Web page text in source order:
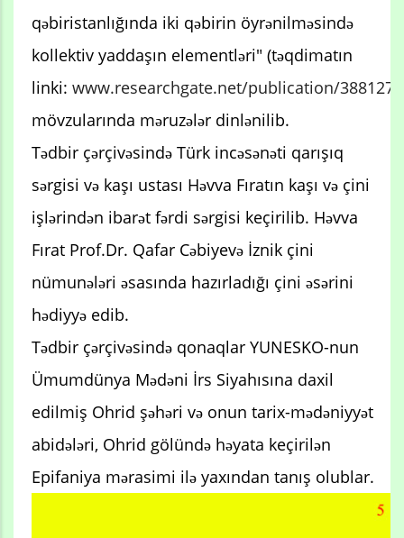
qəbiristanlığında iki qəbirin öyrənilməsində
kollektiv yaddaşın elementləri" (təqdimatın
linki: www.researchgate.net/publication/
mövzularında məruzələr dinlənilib.
Tədbir çərçivəsində Türk incəsənəti qarışıq
sərgisi və kaşı ustası Həvva Fıratın kaşı və çini
işlərindən ibarət fərdi sərgisi keçirilib. Həvva
Fırat Prof.Dr. Qafar Cəbiyevə İznik çini
nümunələri əsasında hazırladığı çini əsərini
hədiyyə edib.
Tədbir çərçivəsində qonaqlar YUNESKO-nun
Ümumdünya Mədəni İrs Siyahısına daxil
edilmiş Ohrid şəhəri və onun tarix-mədəniyyət
abidələri, Ohrid gölündə həyata keçirilən
Epifaniya mərasimi ilə yaxından tanış olublar.